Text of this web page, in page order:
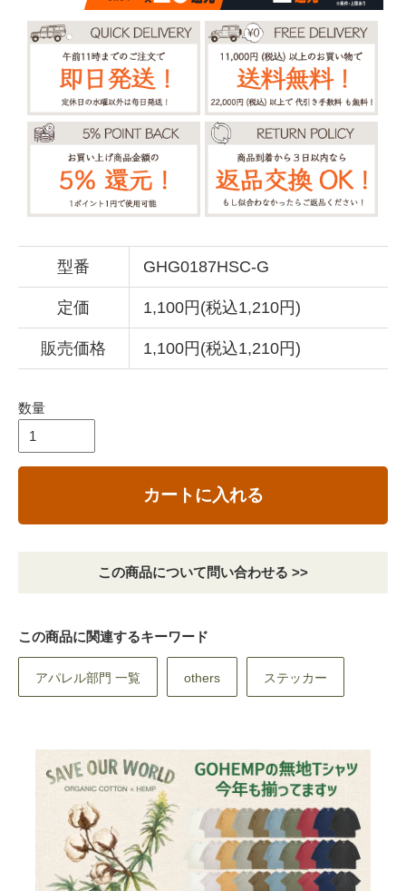
型番 GHG0187HSC-G
定価 1,100円(税込1,210円)
販売価格 1,100円(税込1,210円)
数量
カートに入れる
この商品について問い合わせる >>
この商品に関連するキーワード
アパレル部門 一覧 others ステッカー